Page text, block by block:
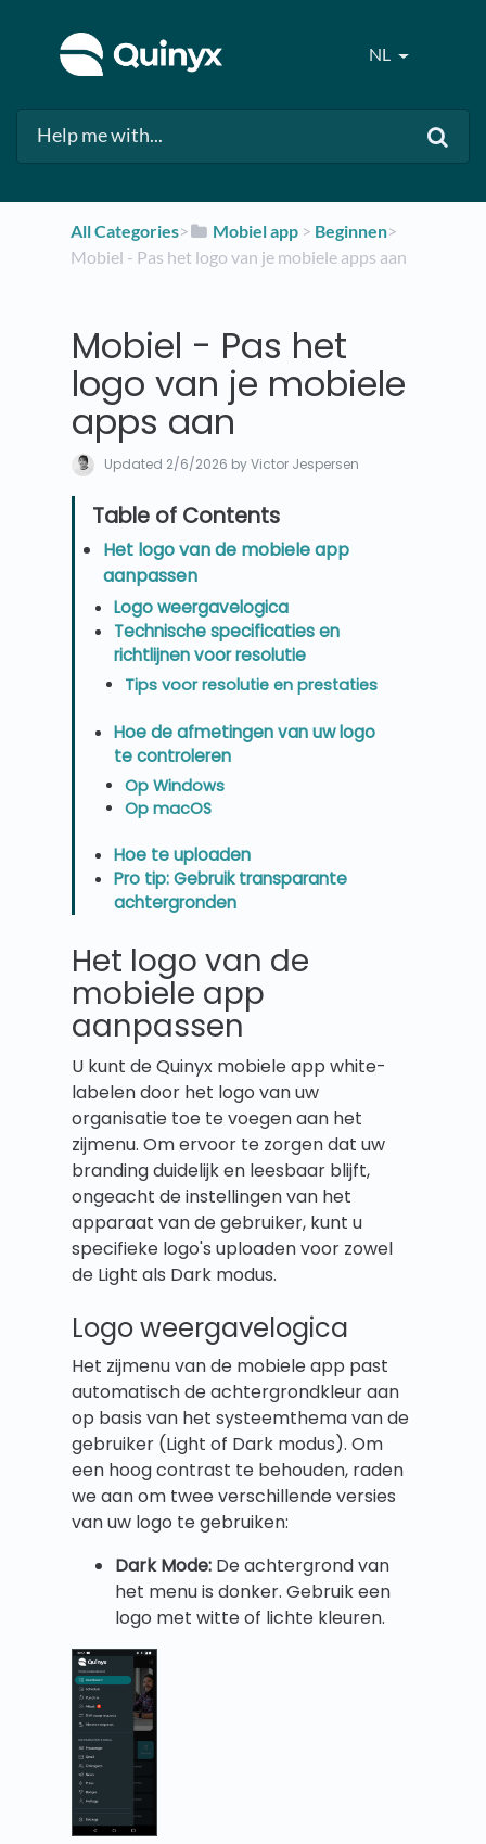
NL
All Categories​>​ ​Mobiel app ​ > ​ ​Beginnen​>​
Mobiel - Pas het logo van je mobiele apps aan
Mobiel - Pas het
logo van je mobiele
apps aan
Updated 2/6/2026 by Victor Jespersen
Het logo van de mobiele app
aanpassen
Logo weergavelogica
Technische specificaties en
richtlijnen voor resolutie
Tips voor resolutie en prestaties
Hoe de afmetingen van uw logo
te controleren
Op Windows
Op macOS
Hoe te uploaden
Pro tip: Gebruik transparante
achtergronden
Het logo van de
mobiele app
aanpassen
U kunt de Quinyx mobiele app white-
labelen door het logo van uw
organisatie toe te voegen aan het
zijmenu. Om ervoor te zorgen dat uw
branding duidelijk en leesbaar blijft,
ongeacht de instellingen van het
apparaat van de gebruiker, kunt u
specifieke logo's uploaden voor zowel
de Light als Dark modus.
Logo weergavelogica
Het zijmenu van de mobiele app past
automatisch de achtergrondkleur aan
op basis van het systeemthema van de
gebruiker (Light of Dark modus). Om
een hoog contrast te behouden, raden
we aan om twee verschillende versies
van uw logo te gebruiken:
Dark Mode: De achtergrond van
het menu is donker. Gebruik een
logo met witte of lichte kleuren.